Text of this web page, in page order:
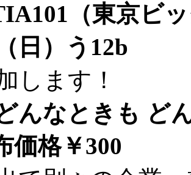
（東京ビ
日）う12b
します！
どんなときも ど
価格￥300